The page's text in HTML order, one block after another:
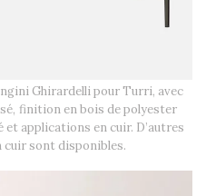
Ghirardelli pour Turri, avec
finition en bois de polyester
applications en cuir. D’autres
sont disponibles.